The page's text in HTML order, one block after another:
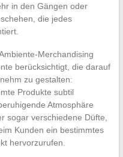
in den Gängen oder
die jedes
Merchandising
berücksichtigt, die darauf
zu gestalten:
Produkte subtil
Atmosphäre
sogar verschiedene Düfte,
Kunden ein bestimmtes
hervorzurufen.